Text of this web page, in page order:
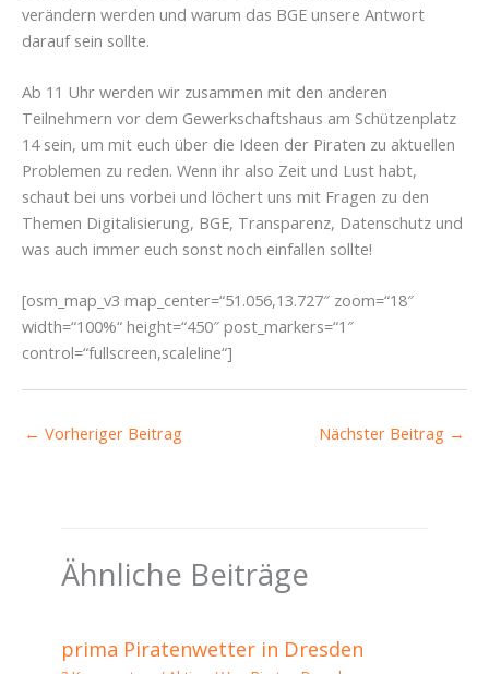
verändern werden und warum das BGE unsere Antwort
darauf sein sollte.
Ab 11 Uhr werden wir zusammen mit den anderen
Teilnehmern vor dem Gewerkschaftshaus am Schützenplatz
14 sein, um mit euch über die Ideen der Piraten zu aktuellen
Problemen zu reden. Wenn ihr also Zeit und Lust habt,
schaut bei uns vorbei und löchert uns mit Fragen zu den
Themen Digitalisierung, BGE, Transparenz, Datenschutz und
was auch immer euch sonst noch einfallen sollte!
[osm_map_v3 map_center=“51.056,13.727″ zoom=“18″
width=“100%“ height=“450″ post_markers=“1″
control=“fullscreen,scaleline“]
← Vorheriger Beitrag Nächster Beitrag →
Ähnliche Beiträge
prima Piratenwetter in Dresden